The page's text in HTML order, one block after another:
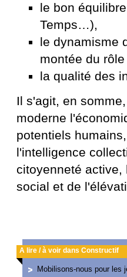
le bon
Temps…),
le dynamisme
montée du
la qualité des
Il s'agit, en
moderne
potentiels
l'intelligence
citoyenneté active,
social et de
A lire / à voir dans Constructif
Mobilisons-nous pour les